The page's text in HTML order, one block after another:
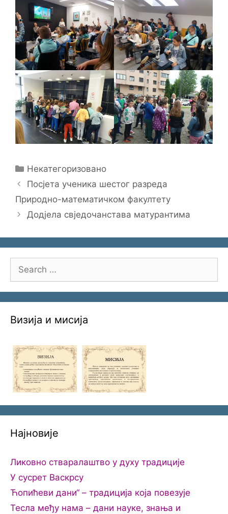
Categories
Некатегоризовано
Посјета ученика шестог разреда
Природно-математичком факултету
Додјела свједочанстава матурантима
Search
for:
Визија и мисија
Најновије
Ликовно стваралаштво у духу традиције
У сусрет Васкрсу
Ћопићеви дани“ – традиција која повезује
Тесла међу нама – дани науке, знања и